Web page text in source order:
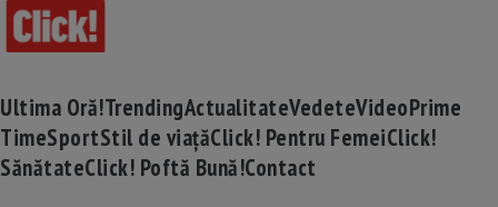
Ultima Oră!TrendingActualitateVedeteVideoPrime
TimeSportStil de viațăClick! Pentru FemeiClick!
SănătateClick! Poftă Bună!Contact